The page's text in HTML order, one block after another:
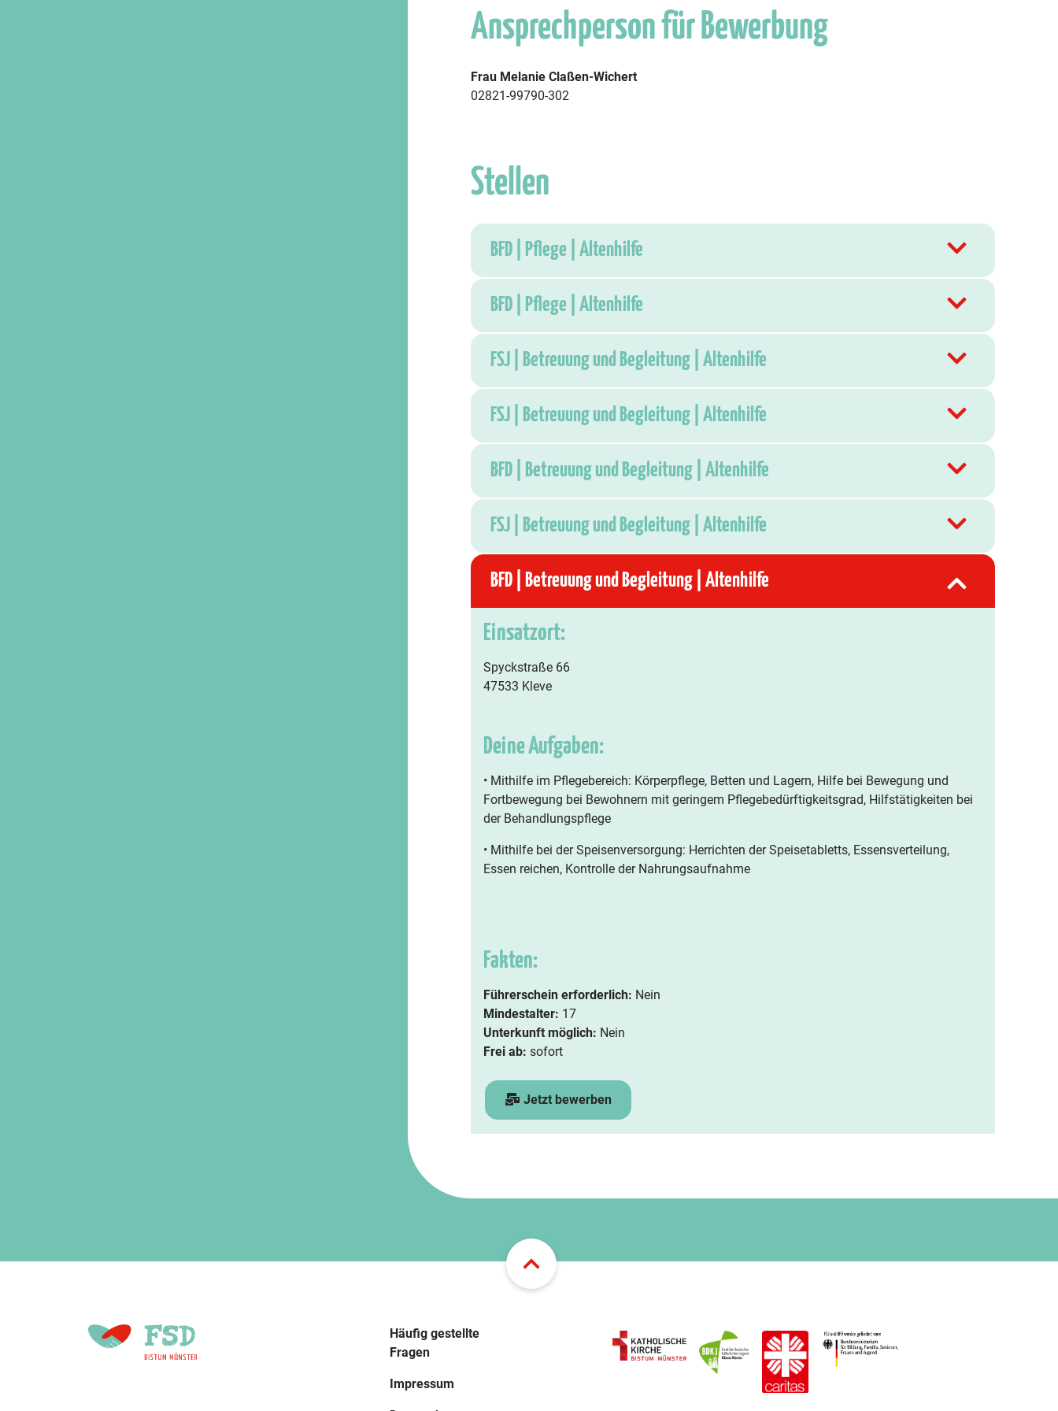
Ansprechperson für Bewerbung
Frau Melanie Claßen-Wichert
02821-99790-302
Stellen
BFD | Pflege | Altenhilfe
BFD | Pflege | Altenhilfe
FSJ | Betreuung und Begleitung | Altenhilfe
FSJ | Betreuung und Begleitung | Altenhilfe
BFD | Betreuung und Begleitung | Altenhilfe
FSJ | Betreuung und Begleitung | Altenhilfe
BFD | Betreuung und Begleitung | Altenhilfe
Einsatzort:
Spyckstraße 66
47533 Kleve
Deine Aufgaben:
• Mithilfe im Pflegebereich: Körperpflege, Betten und Lagern, Hilfe bei Bewegung und
Fortbewegung bei Bewohnern mit geringem Pflegebedürftigkeitsgrad, Hilfstätigkeiten bei
der Behandlungspflege
• Mithilfe bei der Speisenversorgung: Herrichten der Speisetabletts, Essensverteilung,
Essen reichen, Kontrolle der Nahrungsaufnahme
Fakten:
Führerschein erforderlich: Nein
Mindestalter: 17
Unterkunft möglich: Nein
Frei ab: sofort
Jetzt bewerben
Häufig gestellte
Fragen
Impressum